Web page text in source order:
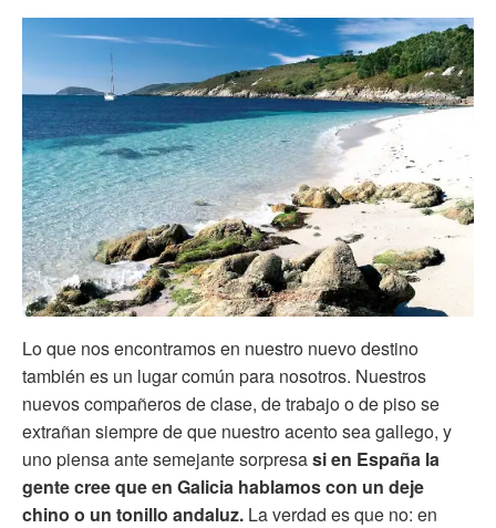
Lo que nos encontramos en nuestro nuevo destino
también es un lugar común para nosotros. Nuestros
nuevos compañeros de clase, de trabajo o de piso se
extrañan siempre de que nuestro acento sea gallego, y
uno piensa ante semejante sorpresasi en España la
gente cree que en Galicia hablamos con un deje
chino o un tonillo andaluz. La verdad es que no: en